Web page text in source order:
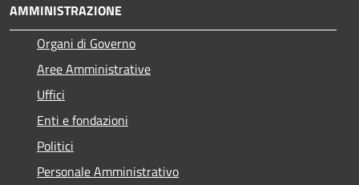
AMMINISTRAZIONE
Organi di Governo
Aree Amministrative
Uffici
Enti e fondazioni
Politici
Personale Amministrativo